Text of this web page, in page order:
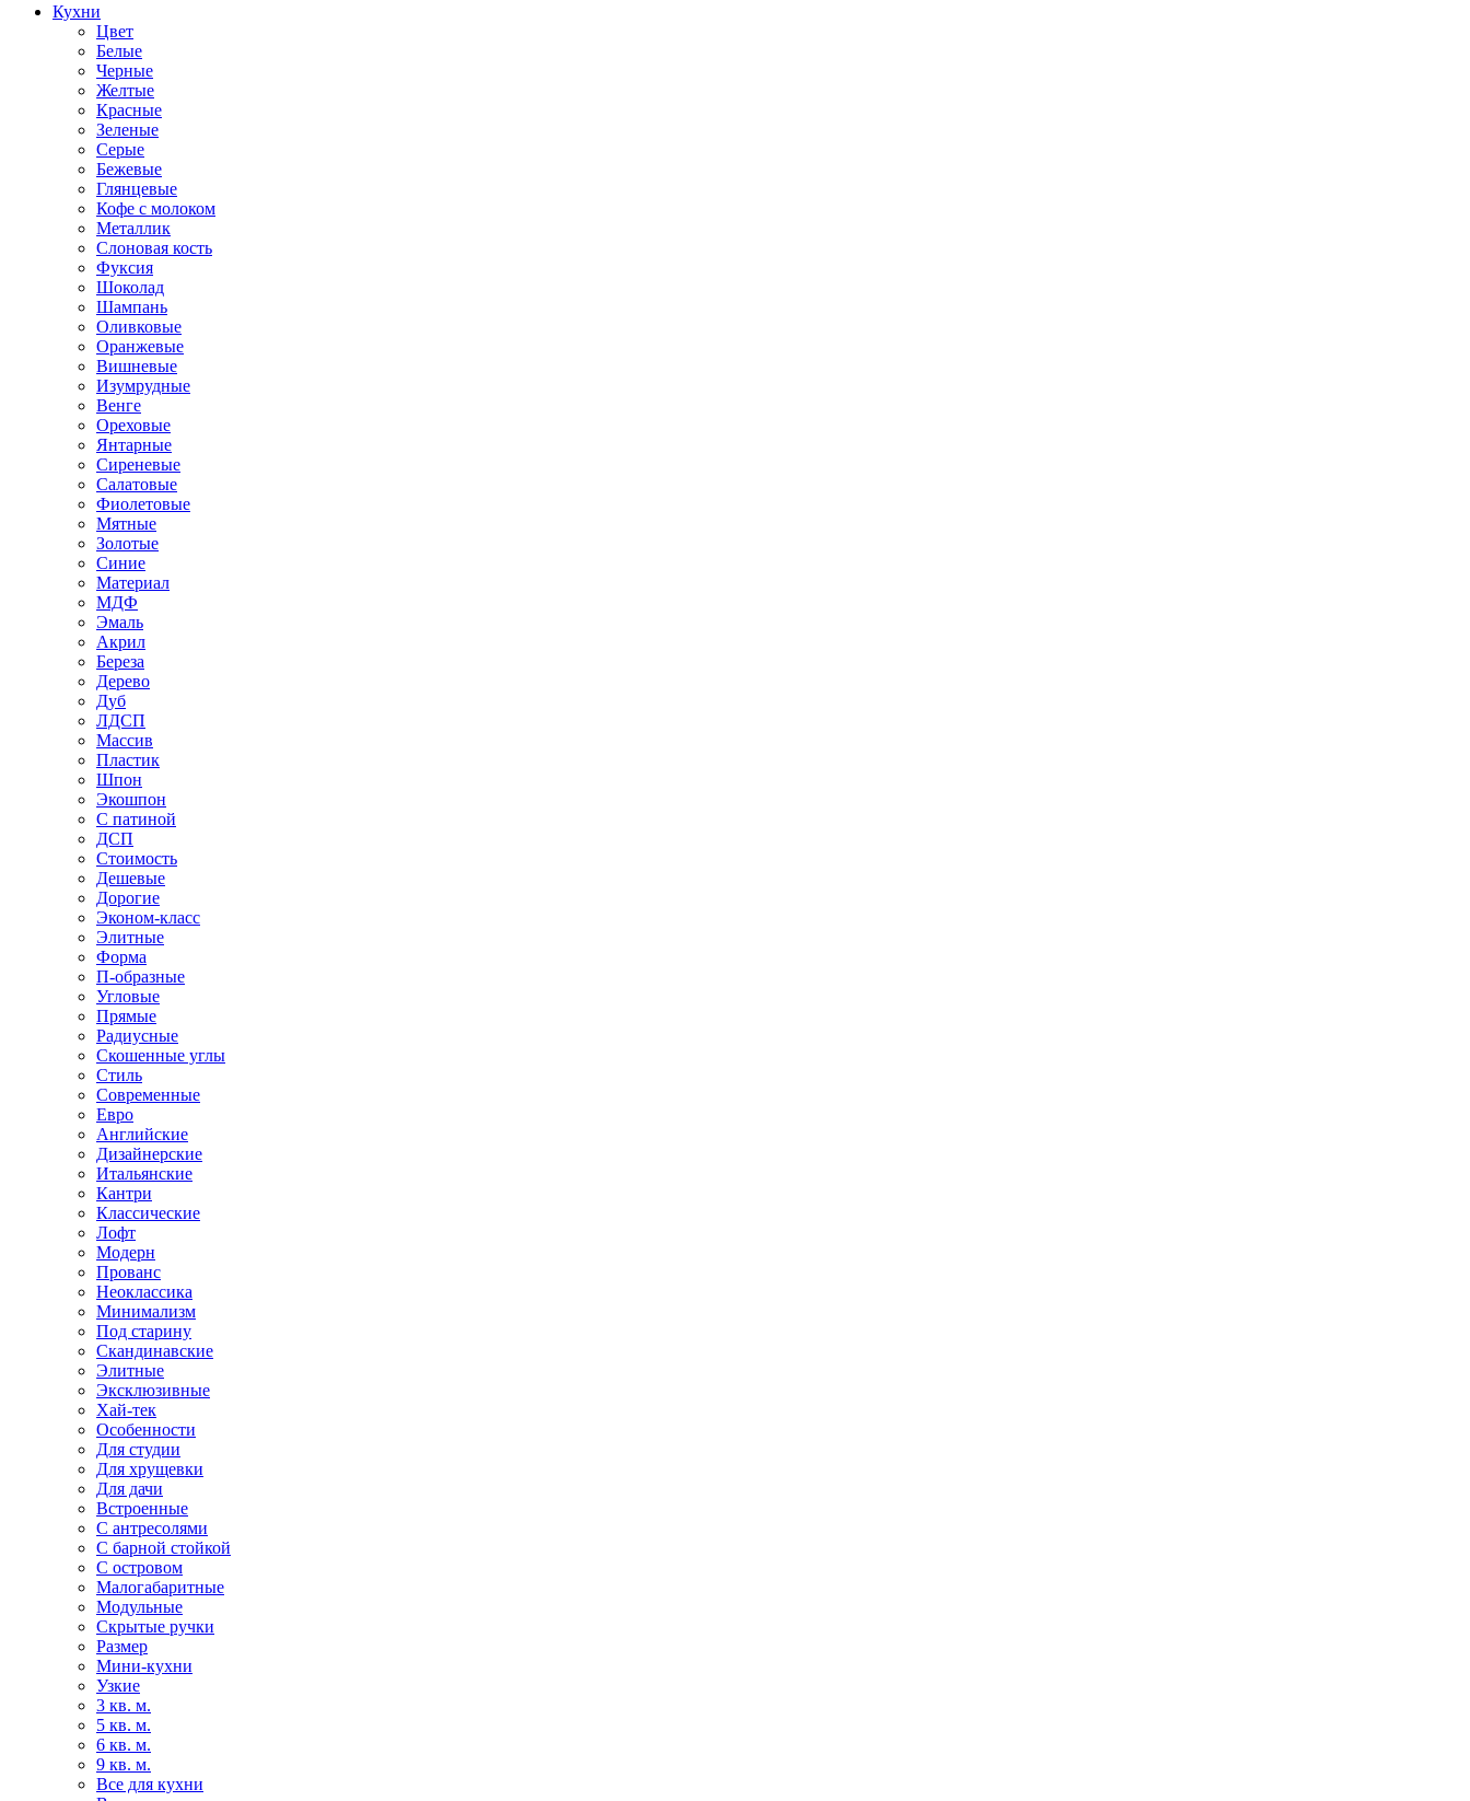
Кухни
Цвет
Белые
Черные
Желтые
Красные
Зеленые
Серые
Бежевые
Глянцевые
Кофе с молоком
Металлик
Слоновая кость
Фуксия
Шоколад
Шампань
Оливковые
Оранжевые
Вишневые
Изумрудные
Венге
Ореховые
Янтарные
Сиреневые
Салатовые
Фиолетовые
Мятные
Золотые
Синие
Материал
МДФ
Эмаль
Акрил
Береза
Дерево
Дуб
ЛДСП
Массив
Пластик
Шпон
Экошпон
С патиной
ДСП
Стоимость
Дешевые
Дорогие
Эконом-класс
Элитные
Форма
П-образные
Угловые
Прямые
Радиусные
Скошенные углы
Стиль
Современные
Евро
Английские
Дизайнерские
Итальянские
Кантри
Классические
Лофт
Модерн
Прованс
Неоклассика
Минимализм
Под старину
Скандинавские
Элитные
Эксклюзивные
Хай-тек
Особенности
Для студии
Для хрущевки
Для дачи
Встроенные
С антресолями
С барной стойкой
С островом
Малогабаритные
Модульные
Скрытые ручки
Размер
Мини-кухни
Узкие
3 кв. м.
5 кв. м.
6 кв. м.
9 кв. м.
Все для кухни